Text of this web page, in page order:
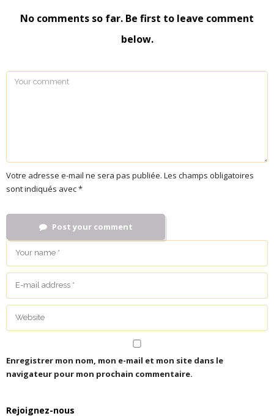
No comments so far. Be first to leave comment
below.
Votre adresse e-mail ne sera pas publiée. Les champs obligatoires
sont indiqués avec*
Post your comment
Enregistrer mon nom, mon e-mail et mon site dans le
navigateur pour mon prochain commentaire.
Rejoignez-nous